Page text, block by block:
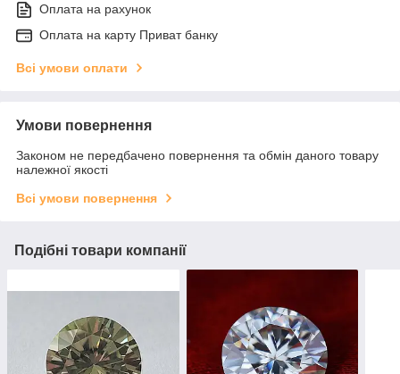
Оплата на рахунок
Оплата на карту Приват банку
Всі умови оплати
Умови повернення
Законом не передбачено повернення та обмін даного товару
належної якості
Всі умови повернення
Подібні товари компанії